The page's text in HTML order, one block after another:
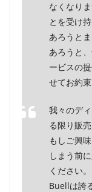
なくなり
とを受け
あろうと
あろうと
ービスの
せてお約束
我々のデ
る限り販
もしご興
しまう前
ください。
Buellは誇